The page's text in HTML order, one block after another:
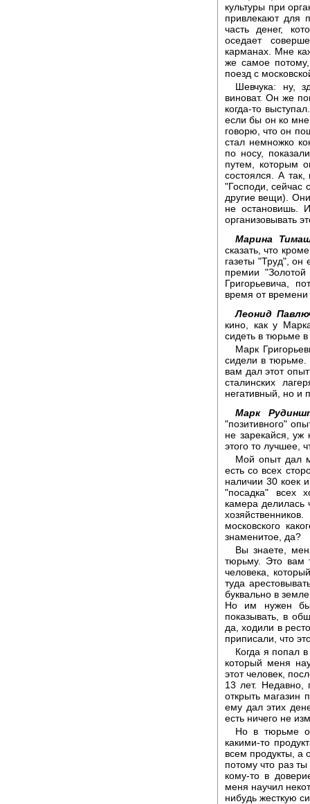
культуры при
привлекают для
часть денег,
оседает
карманах. Мне
же самое потому,
поезд с
Шевчука: ну,
виноват. Он же
когда-то
если бы он ко
говорю, что он
стал немножко
по носу,
путем, которым
состоялся. А
"Господи, сейчас
другие вещи).
не остановишь.
организовывать
Марина
сказать, что
газеты "Труд", он
премии
Григорьевича,
время от
Леонид
кино, как у
сидеть в тюрьме
Марк
сидели в тюрьме.
вам дал этот
сталинских
негативный, но и
Марк
"позитивного"
не зарекайся, уж
этого то лучшее,
Мой опыт дал
есть со всех
наличии 30 коек
"посадка" всех
камера делилась
московского
знаменитое, да?
Вы знаете,
тюрьму. Это вам
человека,
туда
буквально в
Но им нужен
показывать, в
да, ходили в
приписали, что
Когда я попал
который меня
этот человек,
13 лет. Недавно,
открыть магазин
ему дал этих
есть ничего не
Но в тюрьме
какими-то
всем продукты, а
потому что раз
кому-то в
меня научил
нибудь жесткую